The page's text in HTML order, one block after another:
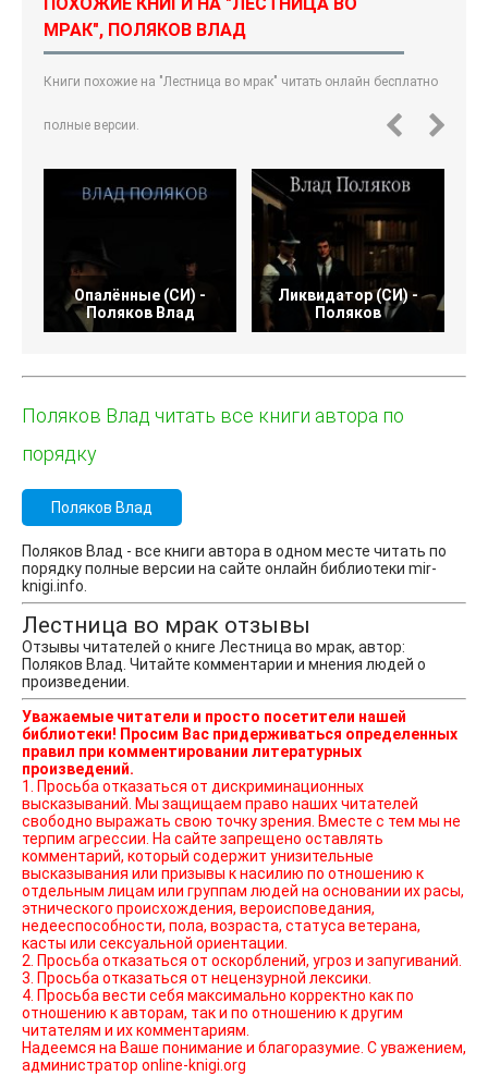
ПОХОЖИЕ КНИГИ НА "ЛЕСТНИЦА ВО
МРАК", ПОЛЯКОВ ВЛАД
Книги похожие на "Лестница во мрак" читать онлайн бесплатно
полные версии.
Опалённые (СИ) -
Поляков Влад
Ликвидатор (СИ) -
Поляков
Поляков Влад читать все книги автора по
порядку
Поляков Влад
Поляков Влад - все книги автора в одном месте читать по
порядку полные версии на сайте онлайн библиотеки mir-
knigi.info.
Лестница во мрак отзывы
Отзывы читателей о книге Лестница во мрак, автор:
Поляков Влад. Читайте комментарии и мнения людей о
произведении.
Уважаемые читатели и просто посетители нашей
библиотеки! Просим Вас придерживаться определенных
правил при комментировании литературных
произведений.
1. Просьба отказаться от дискриминационных
высказываний. Мы защищаем право наших читателей
свободно выражать свою точку зрения. Вместе с тем мы не
терпим агрессии. На сайте запрещено оставлять
комментарий, который содержит унизительные
высказывания или призывы к насилию по отношению к
отдельным лицам или группам людей на основании их расы,
этнического происхождения, вероисповедания,
недееспособности, пола, возраста, статуса ветерана,
касты или сексуальной ориентации.
2. Просьба отказаться от оскорблений, угроз и запугиваний.
3. Просьба отказаться от нецензурной лексики.
4. Просьба вести себя максимально корректно как по
отношению к авторам, так и по отношению к другим
читателям и их комментариям.
Надеемся на Ваше понимание и благоразумие. С уважением,
администратор online-knigi.org